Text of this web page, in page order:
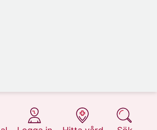
på 1177.se
på 1177.se
på 1177.se